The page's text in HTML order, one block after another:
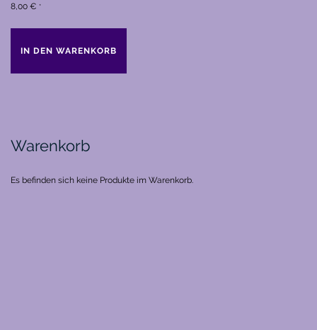
8,00 € *
IN DEN WARENKORB
Warenkorb
Es befinden sich keine Produkte im Warenkorb.